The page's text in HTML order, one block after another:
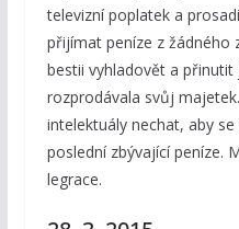
televizní poplatek a
přijímat peníze z žádného
bestii vyhladovět a přinutit
rozprodávala svůj
intelektuály nechat, aby
poslední zbývající peníze.
legrace.